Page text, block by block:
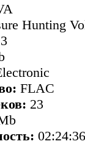
Hunting
FLAC
23
02:24:36